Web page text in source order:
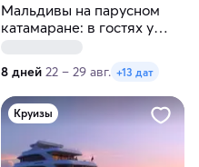
Мальдивы на парусном
катамаране: в гостях у
Катамаран Lagoon 40
8 дней 22 – 29 авг. +13 дат
Круизы